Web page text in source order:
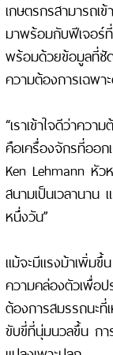
เกษตรกรสามารถเ
มาพร้อมกับฟีเจอร์ที่
พร้อมด้วยข้อมูลที่ชั
ความต้องการเฉพา
“เราเข้าใจดีว่าคว
คือเครื่องจักรที่ออ
Ken Lehmann หั
สนามเป็นเวลานาน
หนึ่งวัน”
แม้จะมีแรงม้าเพิ่ม
ความคล่องตัวเพื่อ
ต้องการสมรรถนะ
ขับขี่ที่นุ่มนวลขึ้น กา